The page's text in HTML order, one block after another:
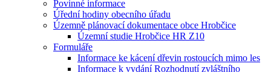
Povinné informace
Úřední hodiny obecního úřadu
Územně plánovací dokumentace obce Hrobčice
Územní studie Hrobčice HR Z10
Formuláře
Informace ke kácení dřevin rostoucích mimo les
Informace k vydání Rozhodnutí zvláštního